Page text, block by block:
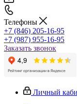
Телефоны
+7 (846) 205-16-95
+7 (987) 955-16-95
Заказать звонок
Личный